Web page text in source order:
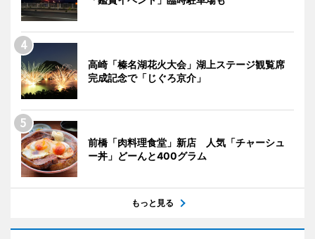
高崎「榛名湖花火大会」湖上ステージ観覧席
完成記念で「じぐろ京介」
前橋「肉料理食堂」新店 人気「チャーシュ
ー丼」どーんと400グラム
もっと見る